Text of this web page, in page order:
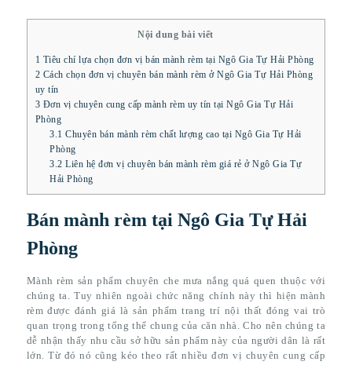
Nội dung bài viết
1 Tiêu chí lựa chọn đơn vị bán mành rèm tại Ngô Gia Tự Hải Phòng
2 Cách chọn đơn vị chuyên bán mành rèm ở Ngô Gia Tự Hải Phòng
uy tín
3 Đơn vị chuyên cung cấp mành rèm uy tín tại Ngô Gia Tự Hải
Phòng
3.1 Chuyên bán mành rèm chất lượng cao tại Ngô Gia Tự Hải
Phòng
3.2 Liên hệ đơn vị chuyên bán mành rèm giá rẻ ở Ngô Gia Tự
Hải Phòng
Bán mành rèm tại Ngô Gia Tự Hải
Phòng
Mành rèm sản phẩm chuyên che mưa nắng quá quen thuộc với
chúng ta. Tuy nhiên ngoài chức năng chính này thì hiện mành
rèm được đánh giá là sản phẩm trang trí nội thất đóng vai trò
quan trọng trong tổng thể chung của căn nhà. Cho nên chúng ta
dễ nhận thấy nhu cầu sở hữu sản phẩm này của người dân là rất
lớn. Từ đó nó cũng kéo theo rất nhiều đơn vị chuyên cung cấp